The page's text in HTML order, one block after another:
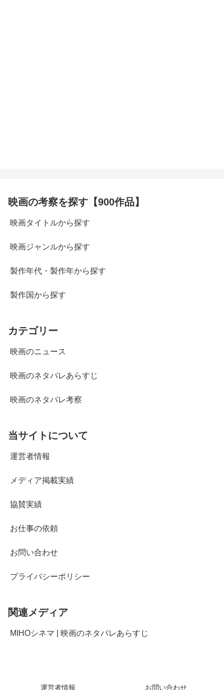
映画の考察を探す【900作品】
映画タイトルから探す
映画ジャンルから探す
製作年代・製作年から探す
製作国から探す
カテゴリー
映画のニュース
映画のネタバレあらすじ
映画のネタバレ考察
当サイトについて
運営者情報
メディア掲載実績
協賛実績
お仕事の依頼
お問い合わせ
プライバシーポリシー
関連メディア
MIHOシネマ | 映画のネタバレあらすじ
運営者情報 お問い合わせ